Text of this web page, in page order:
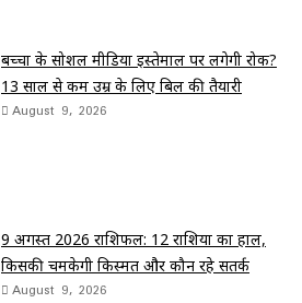
बच्चों के सोशल मीडिया इस्तेमाल पर लगेगी रोक?
13 साल से कम उम्र के लिए बिल की तैयारी
August 9, 2026
9 अगस्त 2026 राशिफल: 12 राशियों का हाल,
किसकी चमकेगी किस्मत और कौन रहे सतर्क
August 9, 2026